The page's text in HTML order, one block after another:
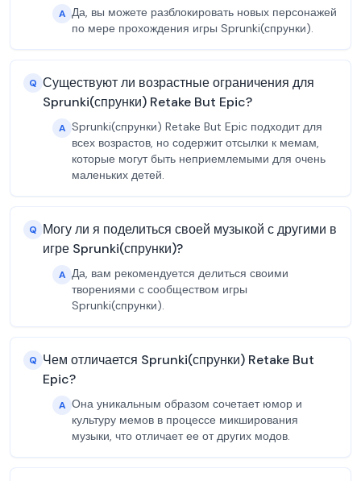
A Да, вы можете разблокировать новых персонажей
по мере прохождения игры Sprunki(спрунки).
Q Существуют ли возрастные ограничения для
Sprunki(спрунки) Retake But Epic?
A Sprunki(спрунки) Retake But Epic подходит для
всех возрастов, но содержит отсылки к мемам,
которые могут быть неприемлемыми для очень
маленьких детей.
Q Могу ли я поделиться своей музыкой с другими в
игре Sprunki(спрунки)?
A Да, вам рекомендуется делиться своими
творениями с сообществом игры
Sprunki(спрунки).
Q Чем отличается Sprunki(спрунки) Retake But
Epic?
A Она уникальным образом сочетает юмор и
культуру мемов в процессе микширования
музыки, что отличает ее от других модов.